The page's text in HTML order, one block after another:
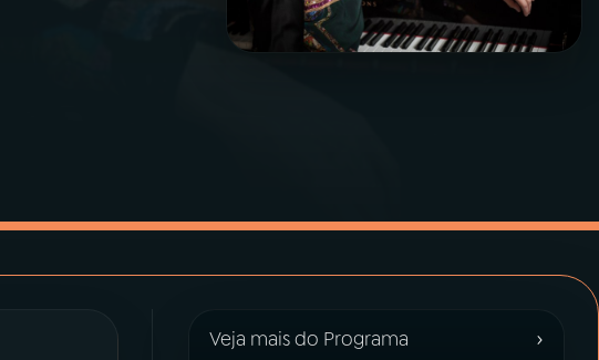
Veja mais do Programa ›